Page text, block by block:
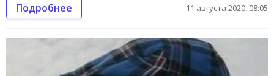
Подробнее 11 августа 2020, 08:05